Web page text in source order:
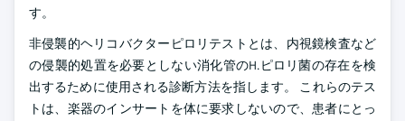
す。
非侵襲的ヘリコバクターピロリテストとは、内視鏡検査など
の侵襲的処置を必要としない消化管のH.ピロリ菌の存在を検
出するために使用される診断方法を指します。 これらのテス
トは、楽器のインサートを体に要求しないので、患者にとっ